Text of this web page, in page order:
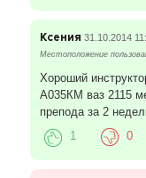
Ксения 31.10.2014
Местоположение
Хороший
А035КМ ваз 2115
препода за 2
1 0